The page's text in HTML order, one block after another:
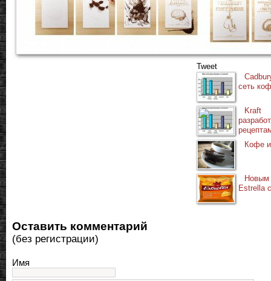
Tweet
сеть
Кофе
Estrella
Оставить комментарий
(без регистрации)
Имя